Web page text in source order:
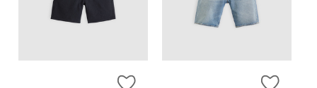
ZUR WUNSCHLISTE HINZUFÜGEN
ZUR